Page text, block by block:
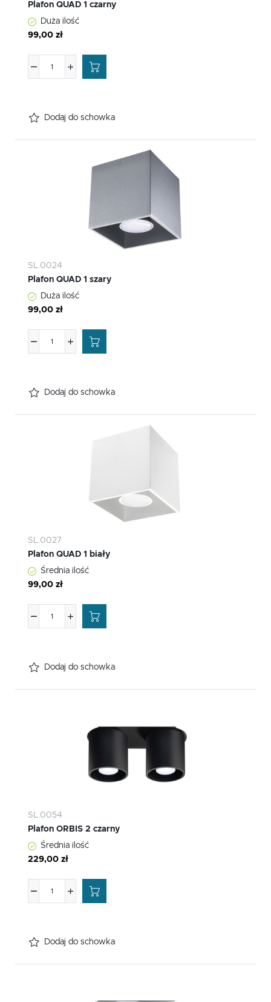
Plafon QUAD 1 czarny
Duża ilość
99,00 zł
Dodaj do schowka
SL.0024
Plafon QUAD 1 szary
Duża ilość
99,00 zł
Dodaj do schowka
SL.0027
Plafon QUAD 1 biały
Średnia ilość
99,00 zł
Dodaj do schowka
SL.0054
Plafon ORBIS 2 czarny
Średnia ilość
229,00 zł
Dodaj do schowka